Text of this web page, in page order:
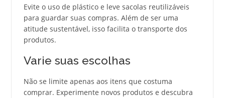
Evite o uso de plástico e leve sacolas reutilizáveis
para guardar suas compras. Além de ser uma
atitude sustentável, isso facilita o transporte dos
produtos.
Varie suas escolhas
Não se limite apenas aos itens que costuma
comprar. Experimente novos produtos e descubra